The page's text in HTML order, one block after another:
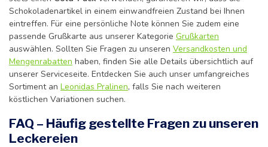
Schokoladenartikel in einem einwandfreien Zustand bei Ihnen
eintreffen. Für eine persönliche Note können Sie zudem eine
passende Grußkarte aus unserer Kategorie Grußkarten
auswählen. Sollten Sie Fragen zu unseren Versandkosten und
Mengenrabatten haben, finden Sie alle Details übersichtlich auf
unserer Serviceseite. Entdecken Sie auch unser umfangreiches
Sortiment an Leonidas Pralinen, falls Sie nach weiteren
köstlichen Variationen suchen.
FAQ – Häufig gestellte Fragen zu unseren
Leckereien